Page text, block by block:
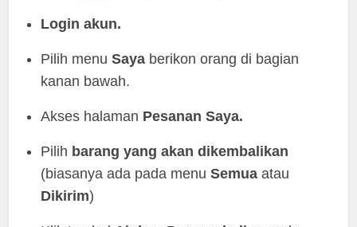
Login akun.
Pilih menuSaya berikon orang di bagian
kanan bawah.
Akses halaman Pesanan Saya.
Pilih barang yang akan dikembalikan
(biasanya ada pada menuSemua atau
Dikirim)